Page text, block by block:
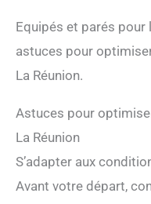
Equipés et parés pour
astuces pour
La Réunion.
Astuces pour
La Réunion
S’adapter aux
Avant votre départ,